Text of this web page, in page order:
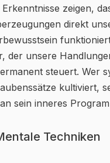
zeigen,
direkt
der unsere
steuert. Wer
kultiviert,
sein inneres
Techniken